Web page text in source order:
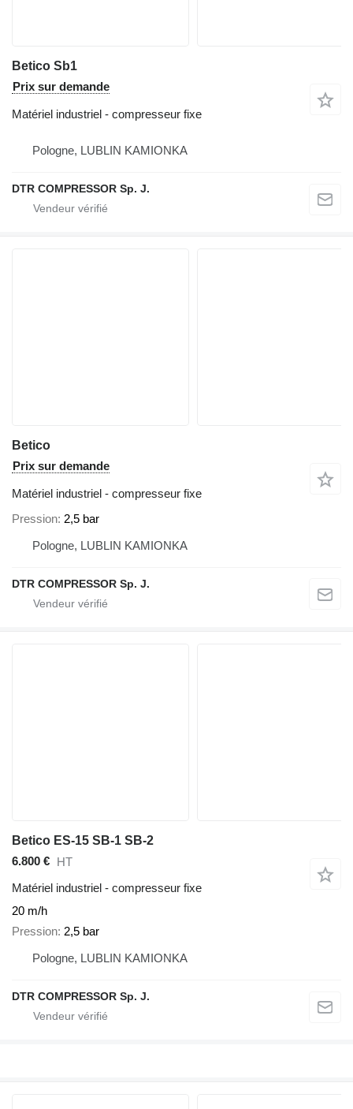
Betico Sb1
Prix sur demande
Matériel industriel - compresseur fixe
Pologne, LUBLIN KAMIONKA
DTR COMPRESSOR Sp. J.
Betico
Prix sur demande
Matériel industriel - compresseur fixe
Pression 2,5 bar
Pologne, LUBLIN KAMIONKA
DTR COMPRESSOR Sp. J.
Betico ES-15 SB-1 SB-2
6.800 € HT
Matériel industriel - compresseur fixe
20 m/h
Pression 2,5 bar
Pologne, LUBLIN KAMIONKA
DTR COMPRESSOR Sp. J.